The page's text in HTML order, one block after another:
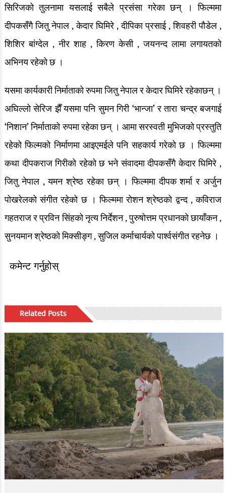
सिरिजको तुलनामा यसलाई सबैले प्रसंसा गरेका छन् । फिल्ममा
दीपकसँगै जितु नेपाल , केदार घिमिरे , दीपिका प्रसाई , शिवहरी पौडेल ,
शिशिर बांग्देल , नीर शाह , किरण केसी , जयनन्द लामा लगायतको
अभिनय रहेको छ ।
यसमा कार्यकारी निर्माताको रुपमा जितु नेपाल र केदार घिमिरे रहेकाछन् ।
अघिल्लो सेरिज झैँ यसमा पनि सुमन गिरी ‘भान्जा’ र तारा चन्द्र बजगाई
‘निशान’ निर्माताको रुपमा रहेका छन् । आमा सरस्वती मुभिजको प्रस्तुति
रहेको फिल्मको निर्माणमा आइएमईले पनि सहकार्य गरेको छ । फिल्ममा
कथा दीपकराज गिरीको रहेको छ भने संवादमा दीपकसँगै केदार घिमिरे ,
जितु नेपाल , यमन श्रेष्ठ रहेका छन् । फिल्ममा दीपक शर्मा र अर्जुन
पोखरेलको संगीत रहेको छ । फिल्ममा रोशन श्रेष्ठको द्वन्द , कविराज
गहतराज र प्रविन सिंहको नृत्य निर्देशन , पुरुषोत्तम प्रधानको छायाँकन ,
सुनयमान श्रेष्ठको मिक्सीङ्ग , सुजिल कर्माचार्यको पार्श्वसंगीत रहनेछ ।
कमेन्ट गर्नुहोस्
Related Posts